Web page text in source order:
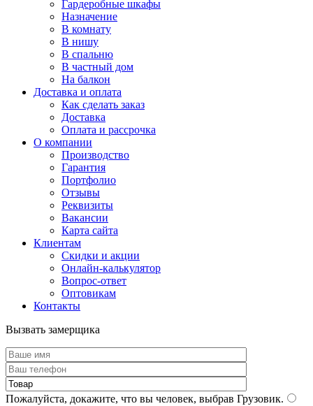
Гардеробные шкафы
Назначение
В комнату
В нишу
В спальню
В частный дом
На балкон
Доставка и оплата
Как сделать заказ
Доставка
Оплата и рассрочка
О компании
Производство
Гарантия
Портфолио
Отзывы
Реквизиты
Вакансии
Карта сайта
Клиентам
Скидки и акции
Онлайн-калькулятор
Вопрос-ответ
Оптовикам
Контакты
Вызвать замерщика
Пожалуйста, докажите, что вы человек, выбрав Грузовик.